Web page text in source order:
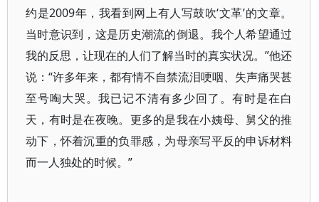
约是2009年，我看到网上有人写鼓吹‘文革’的文章。
当时意识到，这是历史潮流的倒退。我个人希望通过
我的反思，让现在的人们了解当时的真实状况。”他还
说：“许多年来，都有情不自禁流泪哽咽、失声痛哭甚
至号啕大哭。我已记不清有多少回了。有时是在白
天，有时是在夜晚。更多的是我在小姨母、舅父的推
动下，怀着沉重的负罪感，为母亲写平反的申诉材料
而一人独处的时候。”